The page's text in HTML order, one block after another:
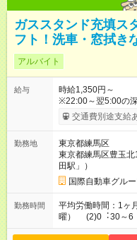
ガススタンド充填ス
フト！洗車・窓拭き
アルバイト
給与
時給1,350円～
※22:00～翌5:00の
※別途、交通費規定支給
試用期間なし
交通費別途支給
勤務地
東京都練馬区
東京都練馬区豊玉
田駅」）
国際自動車グル
勤務時間
平均労働時間：1ヶ
曜） (2)0︓30～
務、もしくは両方混